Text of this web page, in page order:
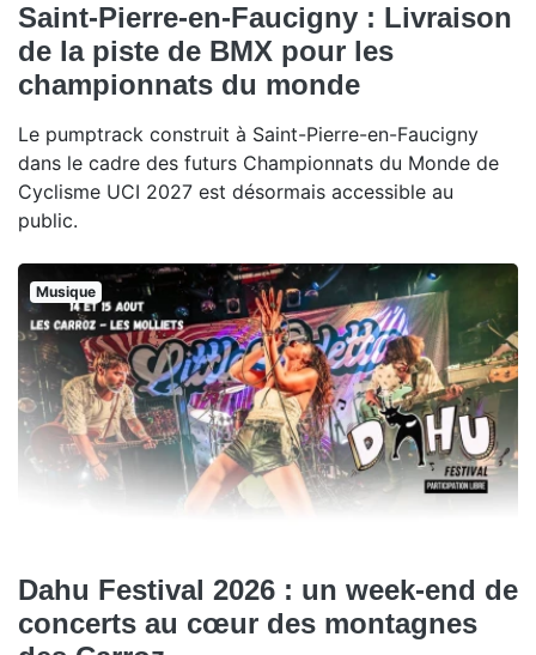
Saint-Pierre-en-Faucigny : Livraison
de la piste de BMX pour les
championnats du monde
Le pumptrack construit à Saint-Pierre-en-Faucigny
dans le cadre des futurs Championnats du Monde de
Cyclisme UCI 2027 est désormais accessible au
public.
Musique
Dahu Festival 2026 : un week-end de
concerts au cœur des montagnes